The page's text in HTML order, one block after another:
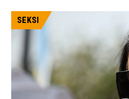
pikantne in
družine, ki je dala
SEKSI